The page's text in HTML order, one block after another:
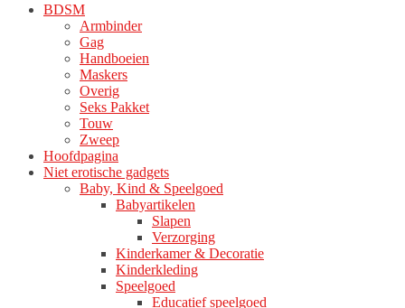
BDSM
Armbinder
Gag
Handboeien
Maskers
Overig
Seks Pakket
Touw
Zweep
Hoofdpagina
Niet erotische gadgets
Baby, Kind & Speelgoed
Babyartikelen
Slapen
Verzorging
Kinderkamer & Decoratie
Kinderkleding
Speelgoed
Educatief speelgoed